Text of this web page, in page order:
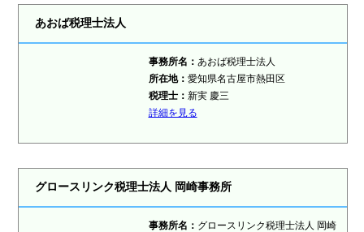
あおば税理士法人
事務所名： あおば税理士法人
所在地： 愛知県名古屋市熱田区
税理士： 新実 慶三
詳細を見る
グロースリンク税理士法人 岡崎事務所
事務所名： グロースリンク税理士法人 岡崎